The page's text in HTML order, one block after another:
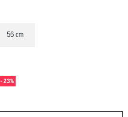
56 cm
- 23%